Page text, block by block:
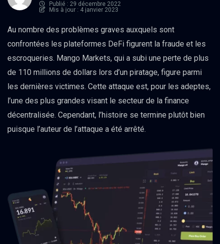
Publié : 29 décembre 2022
Mis à jour : 4 janvier 2023
Au nombre des problèmes graves auxquels sont
confrontées les plateformes DeFi figurent la fraude et les
escroqueries. Mango Markets, qui a subi une perte de plus
de 110 millions de dollars lors d’un piratage, figure parmi
les dernières victimes. Cette attaque est, pour les adeptes,
l’une des plus grandes visant le secteur de la finance
décentralisée. Cependant, l’histoire se termine plutôt bien
puisque l’auteur de l’attaque a été arrêté.